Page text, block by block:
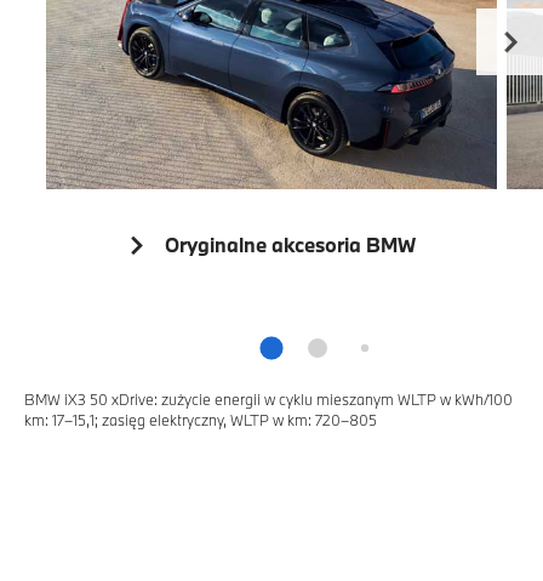
Oryginalne akcesoria BMW
BMW iX3 50 xDrive: zużycie energii w cyklu mieszanym WLTP w kWh/100
km: 17–15,1; zasięg elektryczny, WLTP w km: 720–805